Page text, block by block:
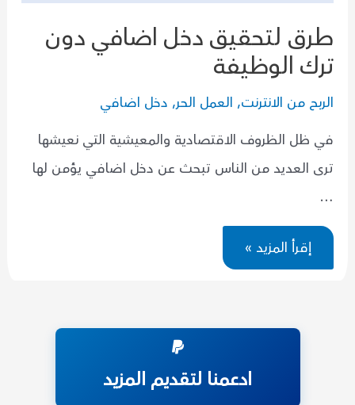
طرق لتحقيق دخل اضافي دون
ترك الوظيفة
الربح من الانترنت, العمل الحر, دخل اضافي
في ظل الظروف الاقتصادية والمعيشية التي نعيشها
ترى العديد من الناس تبحث عن دخل اضافي يؤمن لها
…
طرق
لتحقيق
دخل
إقرأ المزيد »
ادعمنا لتقديم المزيد